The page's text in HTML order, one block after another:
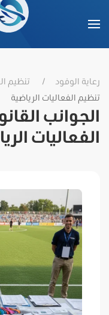
رعاية الوفود تنظيم
تنظيم الفعاليات الرياضية
الجوانب
الفعاليات